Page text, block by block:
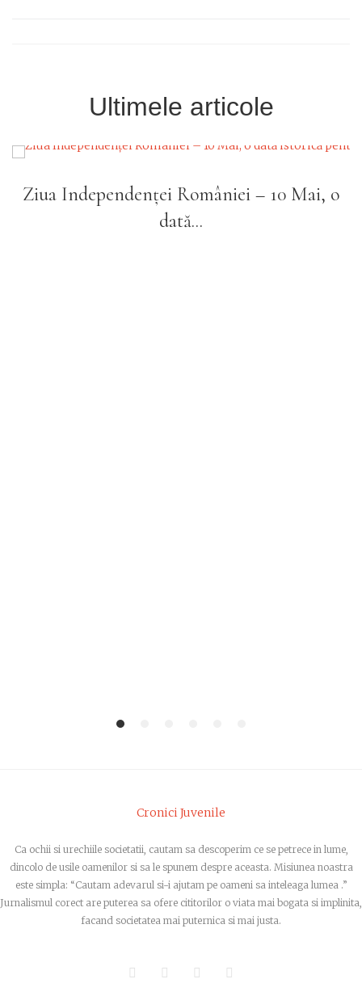
Ultimele articole
Mai, o Cafeneaua literară alături de
Cronici Juvenile
Ca ochii si urechiile societatii, cautam sa descoperim ce se petrece in lume,
dincolo de usile oamenilor si sa le spunem despre aceasta. Misiunea noastra
este simpla: “Cautam adevarul si-i ajutam pe oameni sa inteleaga lumea .”
Jurnalismul corect are puterea sa ofere cititorilor o viata mai bogata si implinita,
facand societatea mai puternica si mai justa.